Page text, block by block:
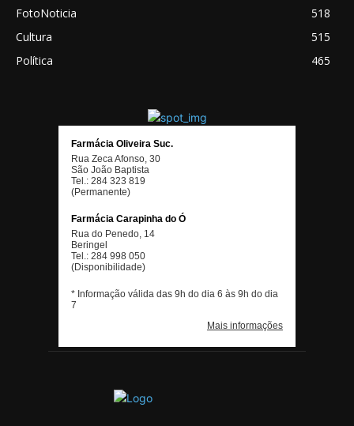
FotoNoticia
518
Cultura
515
Política
465